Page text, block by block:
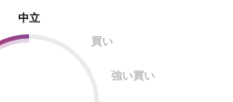
が競争優
。ソフト
AI半導体
クト」
中立
買い
強い買い